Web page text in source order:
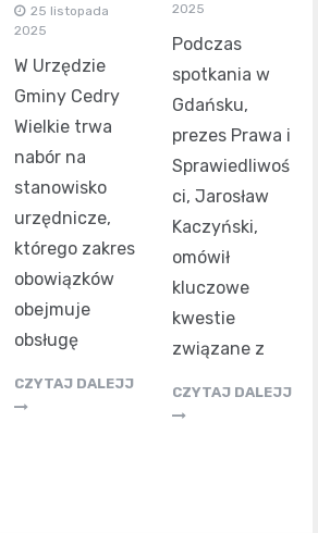
25 listopada
2025
W Urzędzie
Gminy Cedry
Wielkie trwa
nabór na
stanowisko
urzędnicze,
którego zakres
obowiązków
obejmuje
obsługę
CZYTAJ DALEJJ
2025
Podczas
spotkania w
Gdańsku,
prezes Prawa i
Sprawiedliwoś
ci, Jarosław
Kaczyński,
omówił
kluczowe
kwestie
związane z
CZYTAJ DALEJJ